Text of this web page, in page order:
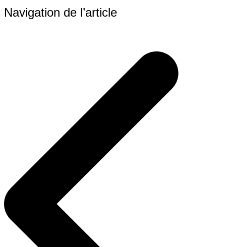
Navigation de l’article